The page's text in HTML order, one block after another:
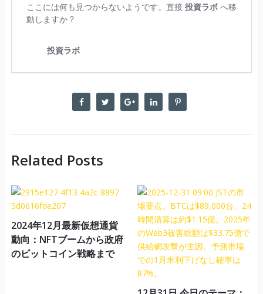
Related Posts
2024年12月最新仮想通貨
動向：NFTブームから政府
のビットコイン戦略まで